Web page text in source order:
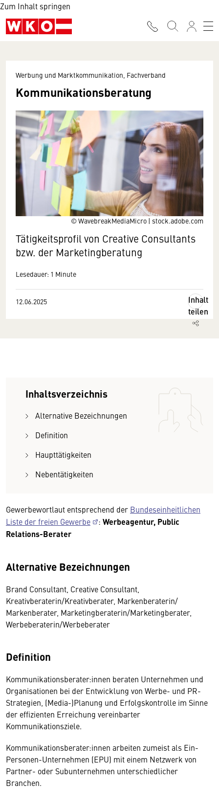
Zum Inhalt springen
© WavebreakMediaMicro | stock.adobe.com
Werbung und Marktkommunikation, Fachverband
Kommunikationsberatung
Tätigkeitsprofil von Creative Consultants
bzw. der Marketingberatung
Lesedauer: 1 Minute
12.06.2025
Inhalt
teilen
Inhaltsverzeichnis
Alternative Bezeichnungen
Definition
Haupttätigkeiten
Nebentätigkeiten
Gewerbewortlaut entsprechend der Bundeseinheitlichen
Liste der freien Gewerbe
: Werbeagentur, Public
Relations-Berater
Alternative Bezeichnungen
Brand Consultant, Creative Consultant,
Kreativberaterin/Kreativberater, Markenberaterin/
Markenberater, Marketingberaterin/Marketingberater,
Werbeberaterin/Werbeberater
Definition
Kommunikationsberater:innen beraten Unternehmen und
Organisationen bei der Entwicklung von Werbe- und PR-
Strategien, (Media-)Planung und Erfolgskontrolle im Sinne
der effizienten Erreichung vereinbarter
Kommunikationsziele.
Kommunikationsberater:innen arbeiten zumeist als Ein-
Personen-Unternehmen (EPU) mit einem Netzwerk von
Partner- oder Subunternehmen unterschiedlicher
Branchen.